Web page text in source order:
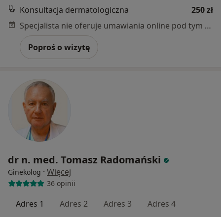
Konsultacja dermatologiczna
250 zł
Specjalista nie oferuje umawiania online pod tym adresem.
Poproś o wizytę
dr n. med. Tomasz Radomański
Ginekolog · Więcej
36 opinii
Adres 1 Adres 2 Adres 3 Adres 4